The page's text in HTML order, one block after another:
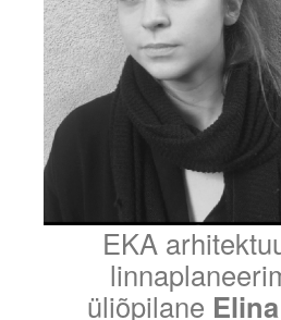
EKA
üliõpilane